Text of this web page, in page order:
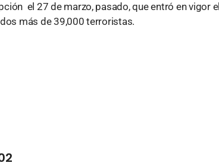
el 27 de marzo, pasado, que entró en vigor el
más de 39,000 terroristas.